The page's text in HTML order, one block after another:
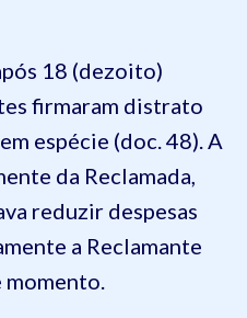
18 (dezoito)
firmaram distrato
espécie (doc. 48). A
da Reclamada,
reduzir despesas
a Reclamante